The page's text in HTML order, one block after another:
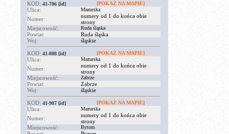
KOD: 41-706 [id] [POKAŻ NA MAPIE]
Ulica: Mazurska
Numer:
numery od 1 do końca obie
strony
Miejscowość:
Ruda śląska
Powiat:
Ruda śląska
Woj:
śląskie
KOD: 41-808 [id] [POKAŻ NA MAPIE]
Ulica: Mazurska
Numer:
numery od 1 do końca obie
strony
Miejscowość:
Zabrze
Powiat:
Zabrze
Woj:
śląskie
KOD: 41-907 [id] [POKAŻ NA MAPIE]
Ulica: Mazurska
Numer:
numery od 1 do końca obie
strony
Miejscowość:
Bytom